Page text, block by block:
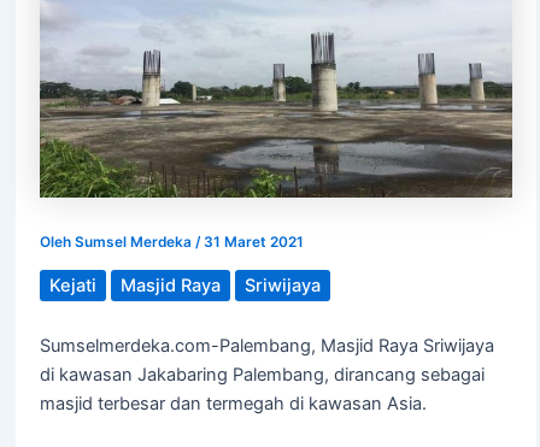
Oleh Sumsel Merdeka /31 Maret 2021
Kejati Masjid Raya Sriwijaya
Sumselmerdeka.com-Palembang, Masjid Raya Sriwijaya
di kawasan Jakabaring Palembang, dirancang sebagai
masjid terbesar dan termegah di kawasan Asia.